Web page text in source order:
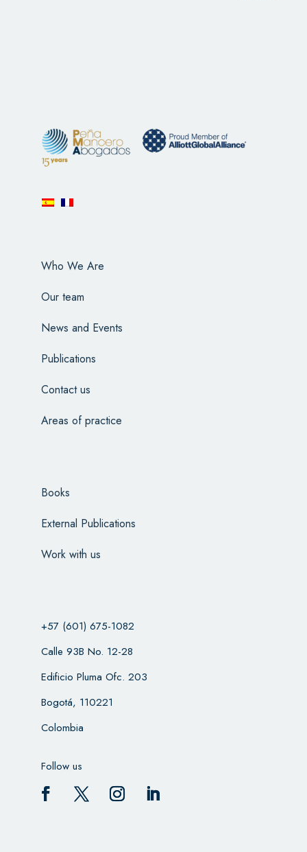
Who We Are
Our team
News and Events
Publications
Contact us
Areas of practice
Books
External Publications
Work with us
+57 (601) 675-1082
Calle 93B No. 12-28
Edificio Pluma Ofc. 203
Bogotá, 110221
Colombia
Follow us